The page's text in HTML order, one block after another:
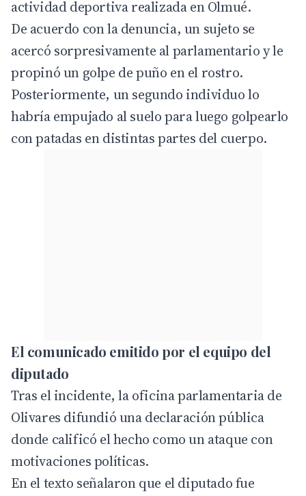
actividad deportiva realizada en Olmué.
De acuerdo con la denuncia, un sujeto se
acercó sorpresivamente al parlamentario y le
propinó un golpe de puño en el rostro.
Posteriormente, un segundo individuo lo
habría empujado al suelo para luego golpearlo
con patadas en distintas partes del cuerpo.
El comunicado emitido por el equipo del
diputado
Tras el incidente, la oficina parlamentaria de
Olivares difundió una declaración pública
donde calificó el hecho como un ataque con
motivaciones políticas.
En el texto señalaron que el diputado fue